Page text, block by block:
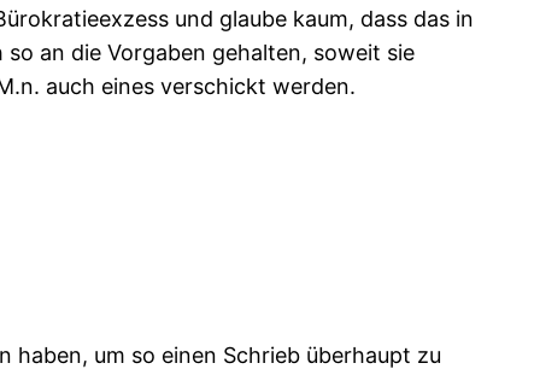
und glaube kaum, dass das in
an die Vorgaben gehalten, soweit sie
auch eines verschickt werden.
haben, um so einen Schrieb überhaupt zu